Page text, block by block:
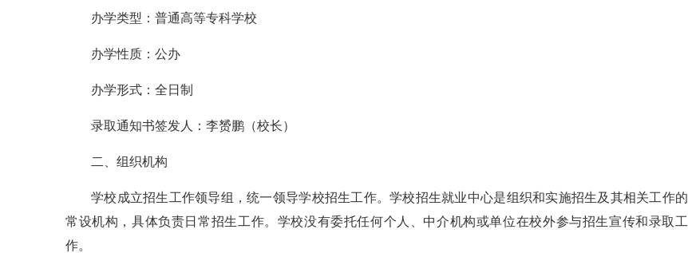
办学类型：普通高等专科学校
办学性质：公办
办学形式：全日制
录取通知书签发人：李赟鹏（校长）
二、组织机构
学校成立招生工作领导组，统一领导学校招生工作。学校招生就业中心是组织和实施招生及其相关工作的
常设机构，具体负责日常招生工作。学校没有委托任何个人、中介机构或单位在校外参与招生宣传和录取工
作。